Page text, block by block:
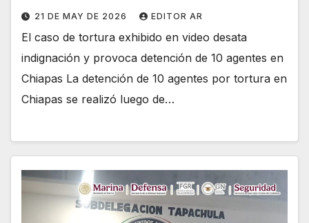
21 DE MAY DE 2026 EDITOR AR
El caso de tortura exhibido en video desata
indignación y provoca detención de 10 agentes en
Chiapas La detención de 10 agentes por tortura en
Chiapas se realizó luego de…